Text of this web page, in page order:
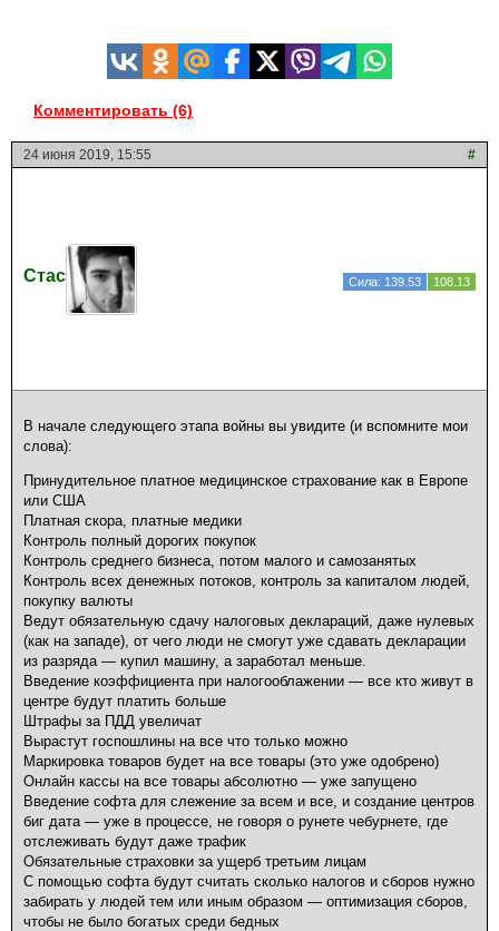
Комментировать (6)
24 июня 2019, 15:55 #
Стас Сила: 139.53 108.13
В начале следующего этапа войны вы увидите (и вспомните мои
слова):
Принудительное платное медицинское страхование как в Европе
или США
Платная скора, платные медики
Контроль полный дорогих покупок
Контроль среднего бизнеса, потом малого и самозанятых
Контроль всех денежных потоков, контроль за капиталом людей,
покупку валюты
Ведут обязательную сдачу налоговых деклараций, даже нулевых
(как на западе), от чего люди не смогут уже сдавать декларации
из разряда — купил машину, а заработал меньше.
Введение коэффициента при налогооблажении — все кто живут в
центре будут платить больше
Штрафы за ПДД увеличат
Вырастут госпошлины на все что только можно
Маркировка товаров будет на все товары (это уже одобрено)
Онлайн кассы на все товары абсолютно — уже запущено
Введение софта для слежение за всем и все, и создание центров
биг дата — уже в процессе, не говоря о рунете чебурнете, где
отслеживать будут даже трафик
Обязательные страховки за ущерб третьим лицам
С помощью софта будут считать сколько налогов и сборов нужно
забирать у людей тем или иным образом — оптимизация сборов,
чтобы не было богатых среди бедных